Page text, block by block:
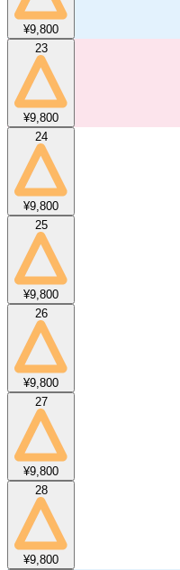
¥9,800
23
¥9,800
24
¥9,800
25
¥9,800
26
¥9,800
27
¥9,800
28
¥9,800